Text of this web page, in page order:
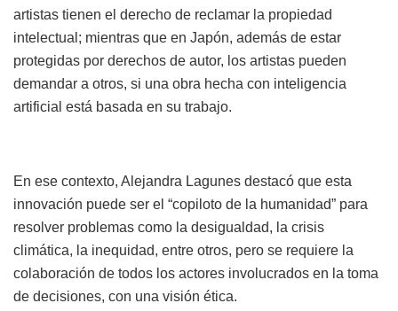
artistas tienen el derecho de reclamar la propiedad
intelectual; mientras que en Japón, además de estar
protegidas por derechos de autor, los artistas pueden
demandar a otros, si una obra hecha con inteligencia
artificial está basada en su trabajo.
En ese contexto, Alejandra Lagunes destacó que esta
innovación puede ser el “copiloto de la humanidad” para
resolver problemas como la desigualdad, la crisis
climática, la inequidad, entre otros, pero se requiere la
colaboración de todos los actores involucrados en la toma
de decisiones, con una visión ética.